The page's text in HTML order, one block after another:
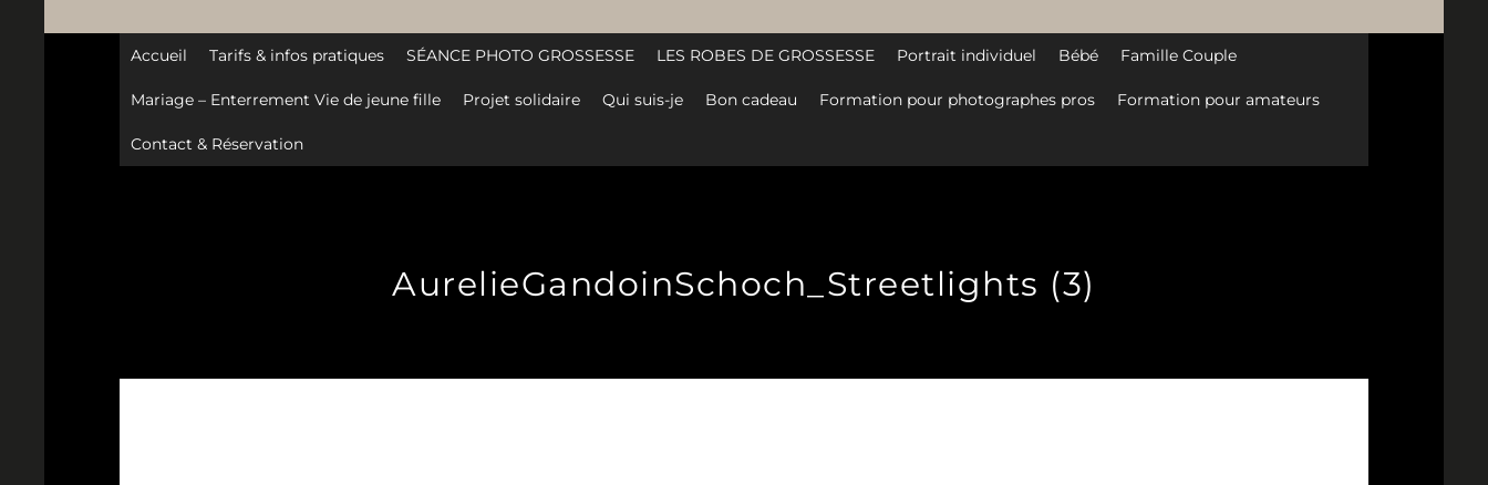
Accueil Tarifs & infos pratiques SÉANCE PHOTO GROSSESSE LES ROBES DE GROSSESSE Portrait individuel Bébé Famille Couple
Mariage – Enterrement Vie de jeune fille Projet solidaire Qui suis-je Bon cadeau Formation pour photographes pros Formation pour amateurs
Contact & Réservation
AurelieGandoinSchoch_Streetlights (3)